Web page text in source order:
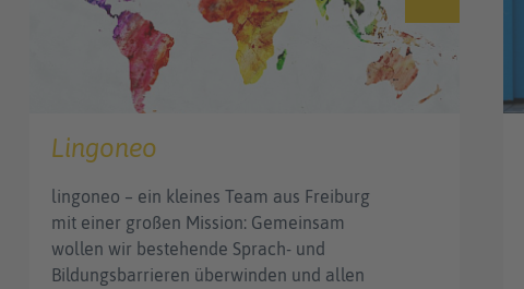
Lingoneo
lingoneo – ein kleines Team aus Freiburg
mit einer großen Mission: Gemeinsam
wollen wir bestehende Sprach- und
Bildungsbarrieren überwinden und allen